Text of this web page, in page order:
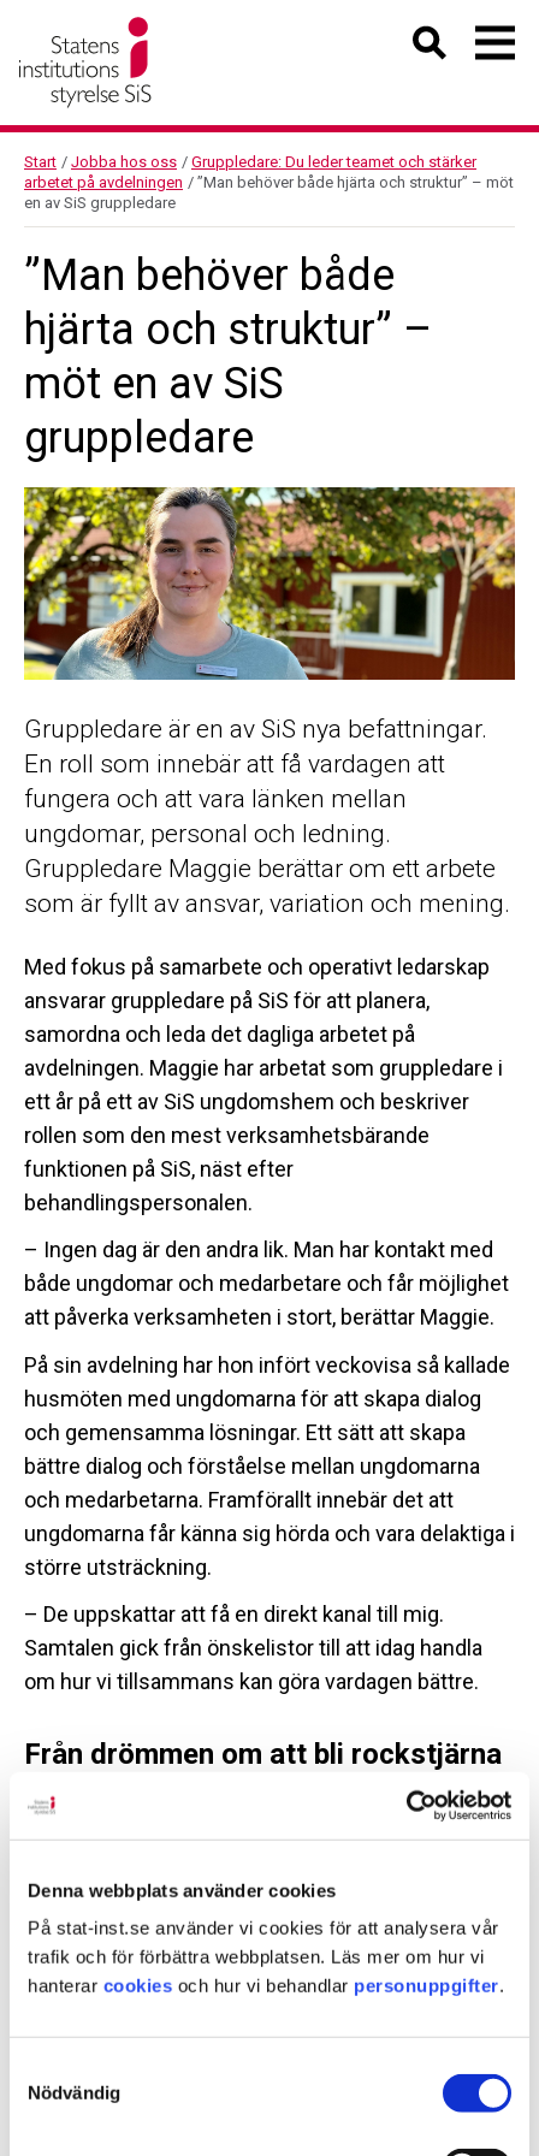
Denna webbplats använder cookies
På stat-inst.se använder vi cookies för att analysera vår
trafik och för förbättra webbplatsen. Läs mer om hur vi
hanterar cookies och hur vi behandlar personuppgifter.
Nödvändig
Start / Jobba hos oss / Gruppledare: Du leder teamet och stärker
arbetet på avdelningen / ”Man behöver både hjärta och struktur” – möt
en av SiS gruppledare
”Man behöver både
hjärta och struktur” –
möt en av SiS
gruppledare
Gruppledare är en av SiS nya befattningar.
En roll som innebär att få vardagen att
fungera och att vara länken mellan
ungdomar, personal och ledning.
Gruppledare Maggie berättar om ett arbete
som är fyllt av ansvar, variation och mening.
Med fokus på samarbete och operativt ledarskap
ansvarar gruppledare på SiS för att planera,
samordna och leda det dagliga arbetet på
avdelningen. Maggie har arbetat som gruppledare i
ett år på ett av SiS ungdomshem och beskriver
rollen som den mest verksamhetsbärande
funktionen på SiS, näst efter
behandlingspersonalen.
– Ingen dag är den andra lik. Man har kontakt med
både ungdomar och medarbetare och får möjlighet
att påverka verksamheten i stort, berättar Maggie.
På sin avdelning har hon infört veckovisa så kallade
husmöten med ungdomarna för att skapa dialog
och gemensamma lösningar. Ett sätt att skapa
bättre dialog och förståelse mellan ungdomarna
och medarbetarna. Framförallt innebär det att
ungdomarna får känna sig hörda och vara delaktiga i
större utsträckning.
– De uppskattar att få en direkt kanal till mig.
Samtalen gick från önskelistor till att idag handla
om hur vi tillsammans kan göra vardagen bättre.
Från drömmen om att bli rockstjärna
till ledare inom socialt arbete
Som barn ville hon bli rockstjärna eller veterinär.
över. Efter studier i socialantropologi och en master
i sociologi började hon arbeta på ett
missbruksboende innan hon hittade till SiS.
sedan dess har jag trivts jättebra, berättar Maggie.